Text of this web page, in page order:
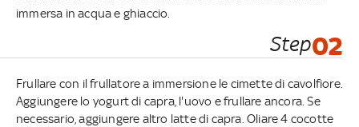
immersa in acqua e ghiaccio.
Step02
Frullare con il frullatore a immersione le cimette di cavolfiore.
Aggiungere lo yogurt di capra, l'uovo e frullare ancora. Se
necessario, aggiungere altro latte di capra. Oliare 4 cocotte